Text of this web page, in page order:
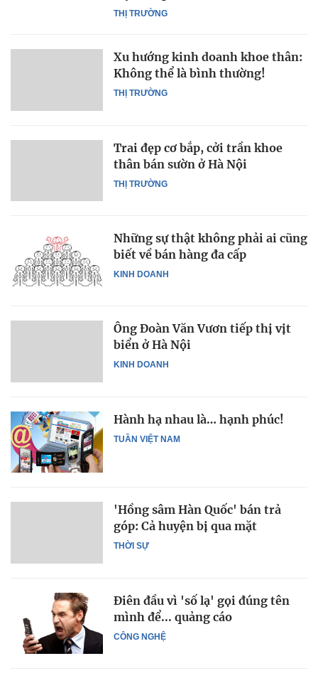
THỊ TRƯỜNG
THỊ TRƯỜNG
Xu hướng kinh doanh khoe thân:
Không thể là bình thường!
THỊ TRƯỜNG
Trai đẹp cơ bắp, cởi trần khoe
thân bán sườn ở Hà Nội
KINH DOANH
Những sự thật không phải ai cũng
biết về bán hàng đa cấp
KINH DOANH
Ông Đoàn Văn Vươn tiếp thị vịt
biển ở Hà Nội
TUẦN VIỆT NAM
Hành hạ nhau là… hạnh phúc!
THỜI SỰ
'Hồng sâm Hàn Quốc' bán trả
góp: Cả huyện bị qua mặt
CÔNG NGHỆ
Điên đầu vì 'số lạ' gọi đúng tên
mình để... quảng cáo